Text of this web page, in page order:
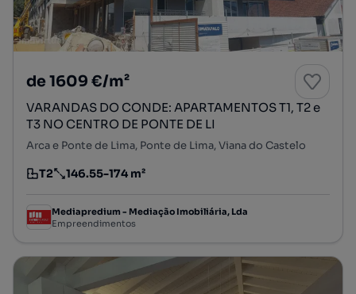
de 1609 €/m²
VARANDAS DO CONDE: APARTAMENTOS T1, T2 e
T3 NO CENTRO DE PONTE DE LI
Arca e Ponte de Lima, Ponte de Lima, Viana do Castelo
Tipologia
T2
Preço por metro quadrado
146.55-174 m²
Mediapredium - Mediação Imobiliária, Lda
Empreendimentos